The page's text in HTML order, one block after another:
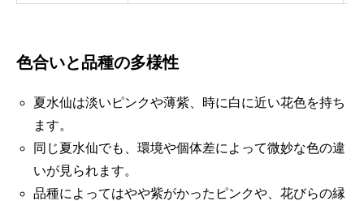
色合いと品種の多様性
夏水仙は淡いピンクや薄紫、時に白に近い花色を持ち
ます。
同じ夏水仙でも、環境や個体差によって微妙な色の違
いが見られます。
品種によってはやや紫がかったピンクや、花びらの縁